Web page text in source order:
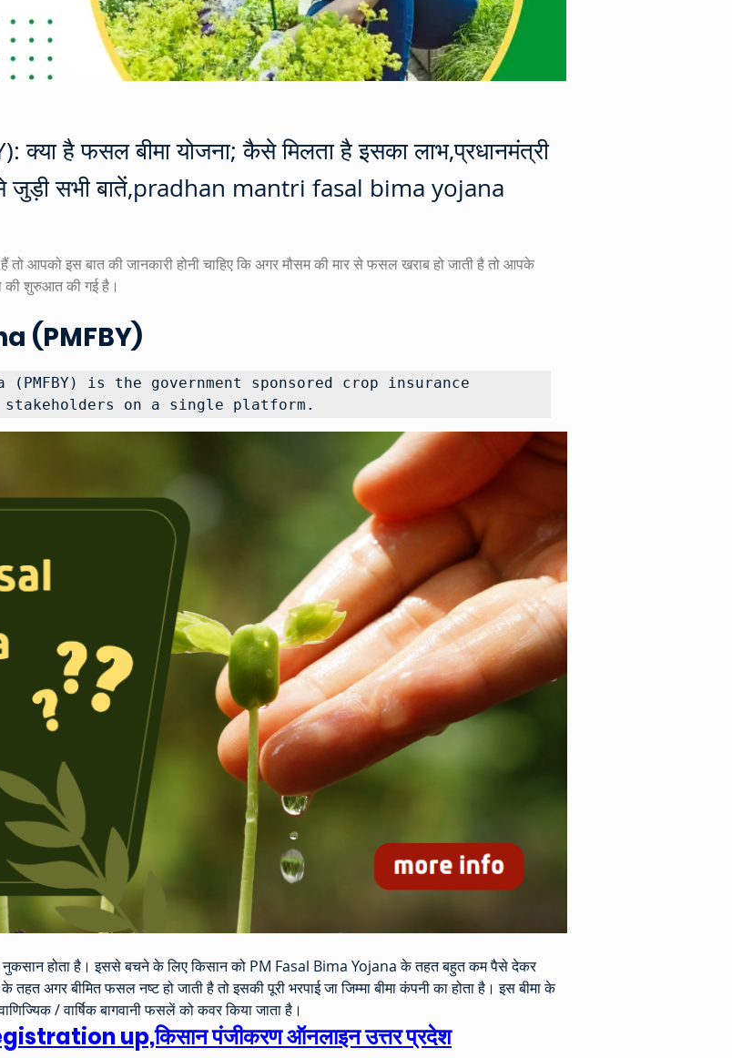
है फसल बीमा योजना; कैसे मिलता है इसका लाभ,प्रधानमंत्री
जुड़ी सभी बातें,pradhan mantri fasal bima yojana
तो आपको इस बात की जानकारी होनी चाहिए कि अगर मौसम की मार से फसल खराब हो जाती है तो आपके
की शुरुआत की गई है।
(PMFBY)
(PMFBY) is the government sponsored crop insurance
on a single platform.
नुकसान होता है। इससे बचने के लिए किसान को PM Fasal Bima Yojana के तहत बहुत कम पैसे देकर
अगर बीमित फसल नष्ट हो जाती है तो इसकी पूरी भरपाई जा जिम्मा बीमा कंपनी का होता है। इस बीमा के
/ वार्षिक बागवानी फसलें को कवर किया जाता है।
up,किसान पंजीकरण ऑनलाइन उत्तर प्रदेश